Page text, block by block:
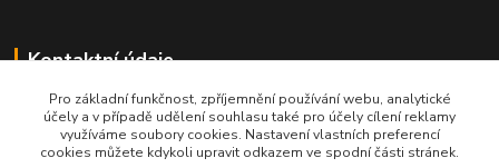
Kontaktní údaje
704691325
info@rostliny-prozdravi.cz
Pro základní funkčnost, zpříjemnění používání webu, analytické
účely a v případě udělení souhlasu také pro účely cílení reklamy
využíváme soubory cookies. Nastavení vlastních preferencí
cookies můžete kdykoli upravit odkazem ve spodní části stránek.